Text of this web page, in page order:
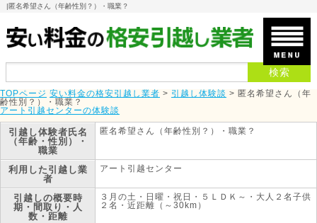
|匿名希望さん（年齢性別？）・職業？
TOPページ 安い料金の格安引越し業者 > 引越し体験談 > 匿名希望さん（年
齢性別？）・職業？
アート引越センターの体験談
引越し体験者 氏名
（年齢・性別）・
職業
匿名希望さん（年齢性別？）・職業？
利用した引越し業
者
アート引越センター
引越しの概要時
期・間取り・人
数・距離
３月の土・日曜・祝日・５ＬＤＫ～・大人２名子供
２名・近距離（～30km）